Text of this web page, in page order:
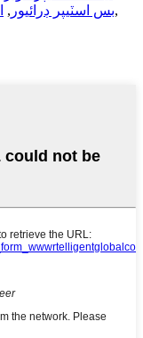
بس اسٽيپر ڊرائيور , ,